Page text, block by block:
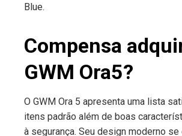
Blue.
Compensa
GWM Ora5?
O GWM Ora 5 apresenta uma lista
itens padrão além de boas
à segurança. Seu design moderno